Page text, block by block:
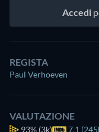
Accedi
REGISTA
Paul Verhoeven
VALUTAZIONE
93% (3k) 7.1